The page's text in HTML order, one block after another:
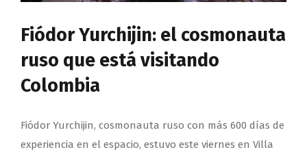
Fiódor Yurchijin: el cosmonauta
ruso que está visitando
Colombia
Fiódor Yurchijin, cosmonauta ruso con más 600 días de
experiencia en el espacio, estuvo este viernes en Villa